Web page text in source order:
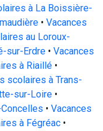
à La Boissière-
• Vacances
au Loroux-
sur-Erdre • Vacances
à Riaillé •
scolaires à Trans-
sur-Loire •
• Vacances
à Fégréac •